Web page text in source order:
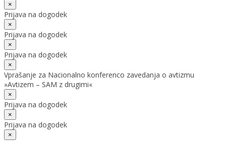
×
Prijava na dogodek
×
Prijava na dogodek
×
Prijava na dogodek
×
Vprašanje za Nacionalno konferenco zavedanja o avtizmu
»Avtizem – SAM z drugimi«
×
Prijava na dogodek
×
Prijava na dogodek
×